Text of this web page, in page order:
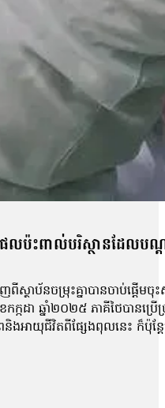
ផលប៉ះពាល់បរិស្ថានដែលប
ស្ថាប័នចម្រុះគ្នាបានចាប់ផ្ដើ
ដា ឆ្នាំ២០២៥ ភាគីថៃបានប្រើ
ាយុជីវិតពីផ្សែងពុលនេះ ក៏ប៉ុន្តែ
នៃការប្រើអាវុធគីមីពីសំណាក់ភ